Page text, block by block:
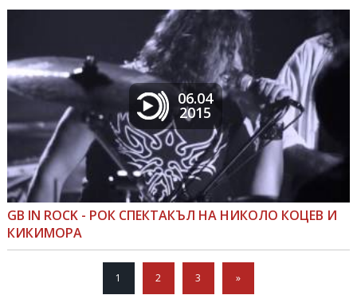
06.04
2015
GB IN ROCK - РОК СПЕКТАКЪЛ НА НИКОЛО КОЦЕВ И
КИКИМОРА
1 2 3 »